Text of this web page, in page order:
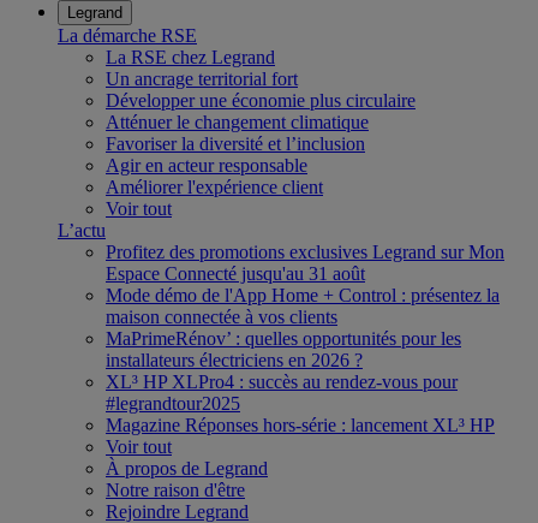
Legrand
La démarche RSE
La RSE chez Legrand
Un ancrage territorial fort
Développer une économie plus circulaire
Atténuer le changement climatique
Favoriser la diversité et l’inclusion
Agir en acteur responsable
Améliorer l'expérience client
Voir tout
L’actu
Profitez des promotions exclusives Legrand sur Mon
Espace Connecté jusqu'au 31 août
Mode démo de l'App Home + Control : présentez la
maison connectée à vos clients
MaPrimeRénov’ : quelles opportunités pour les
installateurs électriciens en 2026 ?
XL³ HP XLPro4 : succès au rendez-vous pour
#legrandtour2025
Magazine Réponses hors-série : lancement XL³ HP
Voir tout
À propos de Legrand
Notre raison d'être
Rejoindre Legrand